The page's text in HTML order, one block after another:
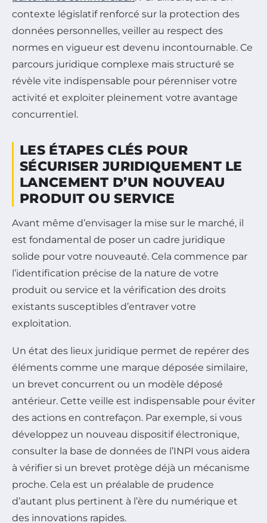
contexte législatif renforcé sur la protection des
données personnelles, veiller au respect des
normes en vigueur est devenu incontournable. Ce
parcours juridique complexe mais structuré se
révèle vite indispensable pour pérenniser votre
activité et exploiter pleinement votre avantage
concurrentiel.
LES ÉTAPES CLÉS POUR
SÉCURISER JURIDIQUEMENT LE
LANCEMENT D’UN NOUVEAU
PRODUIT OU SERVICE
Avant même d’envisager la mise sur le marché, il
est fondamental de poser un cadre juridique
solide pour votre nouveauté. Cela commence par
l’identification précise de la nature de votre
produit ou service et la vérification des droits
existants susceptibles d’entraver votre
exploitation.
Un état des lieux juridique permet de repérer des
éléments comme une marque déposée similaire,
un brevet concurrent ou un modèle déposé
antérieur. Cette veille est indispensable pour éviter
des actions en contrefaçon. Par exemple, si vous
développez un nouveau dispositif électronique,
consulter la base de données de l’INPI vous aidera
à vérifier si un brevet protège déjà un mécanisme
proche. Cela est un préalable de prudence
d’autant plus pertinent à l’ère du numérique et
des innovations rapides.